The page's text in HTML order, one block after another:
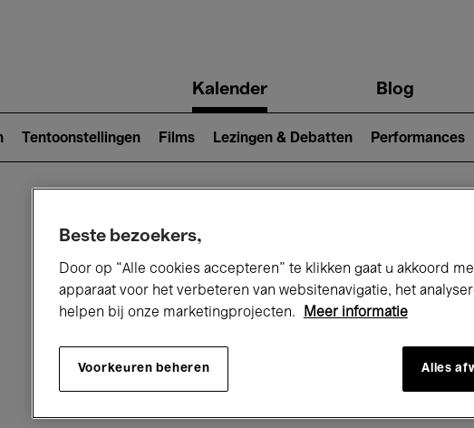
navigationKalender Blog
Tentoonstellingen Films Lezingen & Debatten Performances
Nu bij
Dinsdag 19 Mei
Beste bezoekers,
Door op “Alle cookies accepteren” te klikken gaat u akkoord
apparaat voor het verbeteren van websitenavigatie, het
helpen bij onze marketingprojecten.
Meer informatie
Voorkeuren beheren Alles